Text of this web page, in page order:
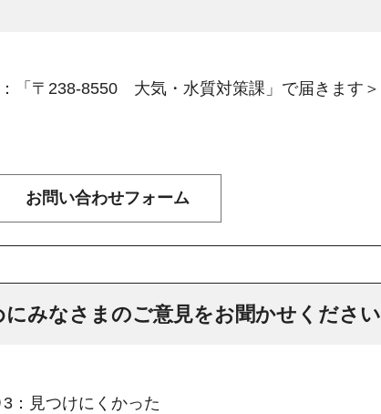
「〒238-8550 大気・水質対策課」で届きます＞
みなさまのご意見をお聞かせください
3：見つけにくかった